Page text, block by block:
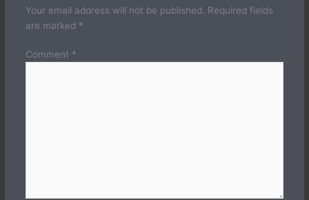
Your email address will not be published.
Required fields
are marked *
Comment *